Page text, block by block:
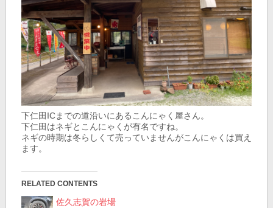
下仁田ICまでの道沿いにあるこんにゃく屋さん。
下仁田はネギとこんにゃくが有名ですね。
ネギの時期は冬らしくて売っていませんがこんにゃくは買え
ます。
RELATED CONTENTS
佐久志賀の岩場